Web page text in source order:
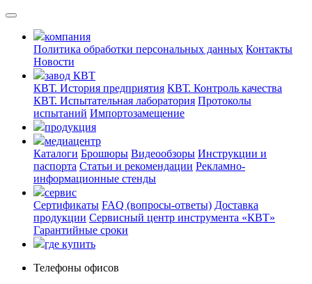
компания
Политика обработки персональных данных Контакты
Новости
завод КВТ
КВТ. История предприятия КВТ. Контроль качества
КВТ. Испытательная лаборатория Протоколы
испытаний Импортозамещение
продукция
медиацентр
Каталоги Брошюры Видеообзоры Инструкции и
паспорта Статьи и рекомендации Рекламно-
информационные стенды
сервис
Сертификаты FAQ (вопросы-ответы) Доставка
продукции Сервисный центр инструмента «КВТ»
Гарантийные сроки
где купить
Телефоны офисов